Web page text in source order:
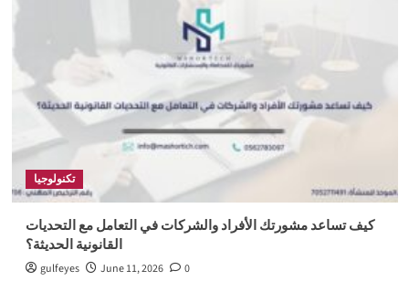
تكنولوجيا
كيف تساعد مشورتك الأفراد والشركات في التعامل مع التحديات
القانونية الحديثة؟
gulfeyes June 11, 2026 0